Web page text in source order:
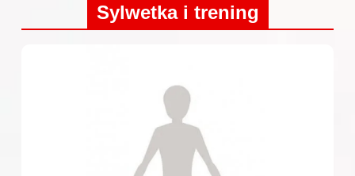
Sylwetka i trening